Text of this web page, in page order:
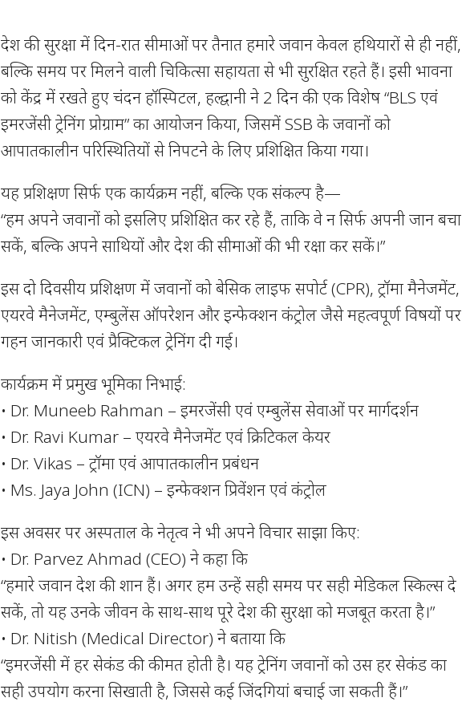
देश की सुरक्षा में दिन-रात सीमाओं पर तैनात हमारे जवान केवल हथियारों से ही नहीं,
बल्कि समय पर मिलने वाली चिकित्सा सहायता से भी सुरक्षित रहते हैं। इसी भावना
को केंद्र में रखते हुए चंदन हॉस्पिटल, हल्द्वानी ने 2 दिन की एक विशेष “BLS एवं
इमरजेंसी ट्रेनिंग प्रोग्राम” का आयोजन किया, जिसमें SSB के जवानों को
आपातकालीन परिस्थितियों से निपटने के लिए प्रशिक्षित किया गया।
यह प्रशिक्षण सिर्फ एक कार्यक्रम नहीं, बल्कि एक संकल्प है—
“हम अपने जवानों को इसलिए प्रशिक्षित कर रहे हैं, ताकि वे न सिर्फ अपनी जान बचा
सकें, बल्कि अपने साथियों और देश की सीमाओं की भी रक्षा कर सकें।”
इस दो दिवसीय प्रशिक्षण में जवानों को बेसिक लाइफ सपोर्ट (CPR), ट्रॉमा मैनेजमेंट,
एयरवे मैनेजमेंट, एम्बुलेंस ऑपरेशन और इन्फेक्शन कंट्रोल जैसे महत्वपूर्ण विषयों पर
गहन जानकारी एवं प्रैक्टिकल ट्रेनिंग दी गई।
कार्यक्रम में प्रमुख भूमिका निभाई:
• Dr. Muneeb Rahman – इमरजेंसी एवं एम्बुलेंस सेवाओं पर मार्गदर्शन
• Dr. Ravi Kumar – एयरवे मैनेजमेंट एवं क्रिटिकल केयर
• Dr. Vikas – ट्रॉमा एवं आपातकालीन प्रबंधन
• Ms. Jaya John (ICN) – इन्फेक्शन प्रिवेंशन एवं कंट्रोल
इस अवसर पर अस्पताल के नेतृत्व ने भी अपने विचार साझा किए:
• Dr. Parvez Ahmad (CEO) ने कहा कि
“हमारे जवान देश की शान हैं। अगर हम उन्हें सही समय पर सही मेडिकल स्किल्स दे
सकें, तो यह उनके जीवन के साथ-साथ पूरे देश की सुरक्षा को मजबूत करता है।”
• Dr. Nitish (Medical Director) ने बताया कि
“इमरजेंसी में हर सेकंड की कीमत होती है। यह ट्रेनिंग जवानों को उस हर सेकंड का
सही उपयोग करना सिखाती है, जिससे कई जिंदगियां बचाई जा सकती हैं।”